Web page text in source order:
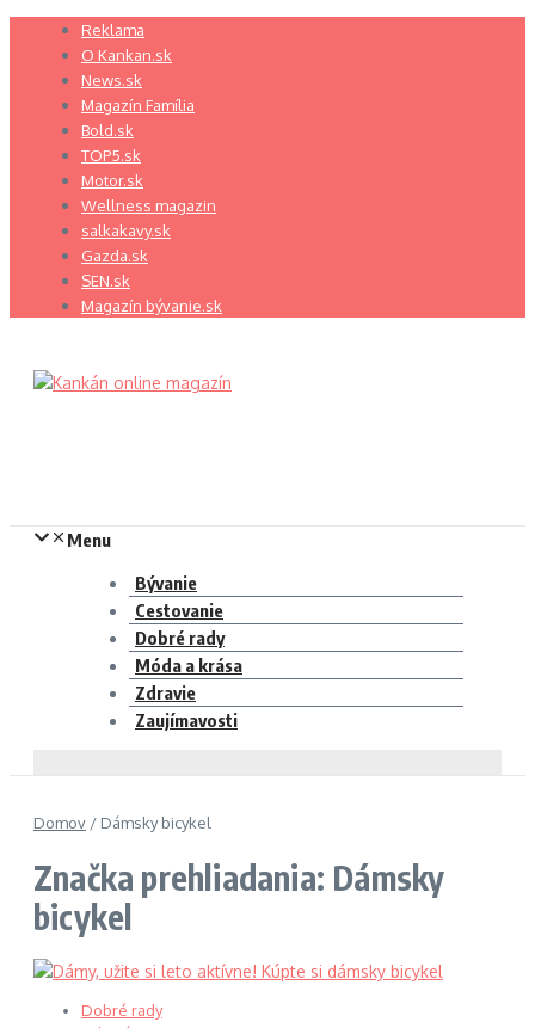
Preskočiť
Reklama
O Kankan.sk
News.sk
Magazín Família
Bold.sk
TOP5.sk
Motor.sk
Wellness magazin
salkakavy.sk
Gazda.sk
SEN.sk
Magazín bývanie.sk
Menu
Bývanie
Cestovanie
Dobré rady
Móda a krása
Zdravie
Zaujímavosti
Domov / Dámsky bicykel
Značka prehliadania: Dámsky
bicykel
Dobré rady